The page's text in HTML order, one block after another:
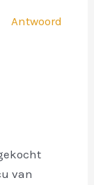
Antwoord
van